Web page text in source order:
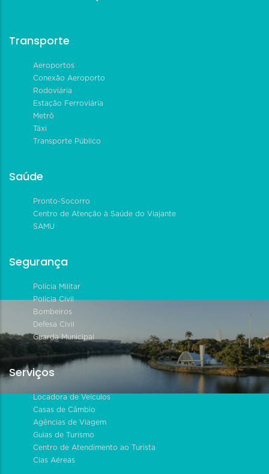
Transporte
Aeroportos
Conexão Aeroporto
Rodoviária
Estação Ferroviária
Metrô
Táxi
Transporte Público
Saúde
Pronto-Socorro
Centro de Atenção à Saúde do Viajante
SAMU
Segurança
Polícia Militar
Polícia Civil
Bombeiros
Defesa Civil
Guarda Municipal
Serviços
Locadora de Veículos
Casas de Câmbio
Agências de Viagem
Guias de Turismo
Centro de Atendimento ao Turista
Cias Aéreas